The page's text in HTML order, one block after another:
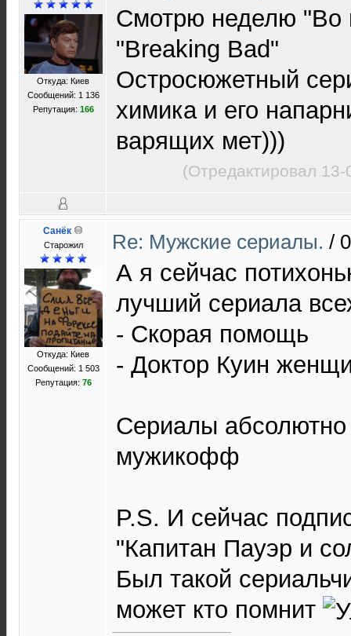
Откуда: Киев
Сообщений: 1 136
Репутация: 166
Смотрю неделю "Во
"Breaking Bad"
Остросюжетный
химика и его
варящих мет)))
(Отредактировал
Санёк
Старожил
Откуда: Киев
Сообщений: 1 503
Репутация: 76
Re: Мужские сериалы. /
А я сейчас
лучший сериала
- Скорая помощь
- Доктор Куин
Сериалы абсолютно
мужикофф
P.S. И сейчас
"Капитан Пауэр и
Был такой
может кто помнит